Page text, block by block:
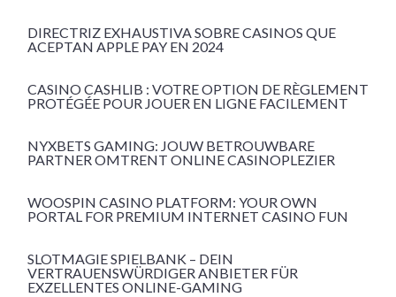
DIRECTRIZ EXHAUSTIVA SOBRE CASINOS QUE
ACEPTAN APPLE PAY EN 2024
CASINO CASHLIB : VOTRE OPTION DE RÈGLEMENT
PROTÉGÉE POUR JOUER EN LIGNE FACILEMENT
NYXBETS GAMING: JOUW BETROUWBARE
PARTNER OMTRENT ONLINE CASINOPLEZIER
WOOSPIN CASINO PLATFORM: YOUR OWN
PORTAL FOR PREMIUM INTERNET CASINO FUN
SLOTMAGIE SPIELBANK – DEIN
VERTRAUENSWÜRDIGER ANBIETER FÜR
EXZELLENTES ONLINE-GAMING